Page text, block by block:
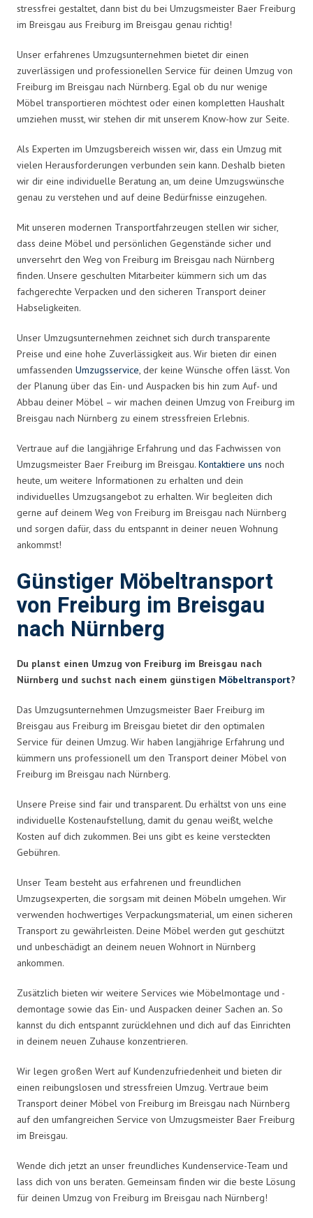
stressfrei gestaltet, dann bist du bei Umzugsmeister Baer Freiburg
im Breisgau aus Freiburg im Breisgau genau richtig!
Unser erfahrenes Umzugsunternehmen bietet dir einen
zuverlässigen und professionellen Service für deinen Umzug von
Freiburg im Breisgau nach Nürnberg. Egal ob du nur wenige
Möbel transportieren möchtest oder einen kompletten Haushalt
umziehen musst, wir stehen dir mit unserem Know-how zur Seite.
Als Experten im Umzugsbereich wissen wir, dass ein Umzug mit
vielen Herausforderungen verbunden sein kann. Deshalb bieten
wir dir eine individuelle Beratung an, um deine Umzugswünsche
genau zu verstehen und auf deine Bedürfnisse einzugehen.
Mit unseren modernen Transportfahrzeugen stellen wir sicher,
dass deine Möbel und persönlichen Gegenstände sicher und
unversehrt den Weg von Freiburg im Breisgau nach Nürnberg
finden. Unsere geschulten Mitarbeiter kümmern sich um das
fachgerechte Verpacken und den sicheren Transport deiner
Habseligkeiten.
Unser Umzugsunternehmen zeichnet sich durch transparente
Preise und eine hohe Zuverlässigkeit aus. Wir bieten dir einen
umfassenden Umzugsservice, der keine Wünsche offen lässt. Von
der Planung über das Ein- und Auspacken bis hin zum Auf- und
Abbau deiner Möbel – wir machen deinen Umzug von Freiburg im
Breisgau nach Nürnberg zu einem stressfreien Erlebnis.
Vertraue auf die langjährige Erfahrung und das Fachwissen von
Umzugsmeister Baer Freiburg im Breisgau. Kontaktiere uns noch
heute, um weitere Informationen zu erhalten und dein
individuelles Umzugsangebot zu erhalten. Wir begleiten dich
gerne auf deinem Weg von Freiburg im Breisgau nach Nürnberg
und sorgen dafür, dass du entspannt in deiner neuen Wohnung
ankommst!
Günstiger Möbeltransport
von Freiburg im Breisgau
nach Nürnberg
Du planst einen Umzug von Freiburg im Breisgau nach
Nürnberg und suchst nach einem günstigen Möbeltransport?
Das Umzugsunternehmen Umzugsmeister Baer Freiburg im
Breisgau aus Freiburg im Breisgau bietet dir den optimalen
Service für deinen Umzug. Wir haben langjährige Erfahrung und
kümmern uns professionell um den Transport deiner Möbel von
Freiburg im Breisgau nach Nürnberg.
Unsere Preise sind fair und transparent. Du erhältst von uns eine
individuelle Kostenaufstellung, damit du genau weißt, welche
Kosten auf dich zukommen. Bei uns gibt es keine versteckten
Gebühren.
Unser Team besteht aus erfahrenen und freundlichen
Umzugsexperten, die sorgsam mit deinen Möbeln umgehen. Wir
verwenden hochwertiges Verpackungsmaterial, um einen sicheren
Transport zu gewährleisten. Deine Möbel werden gut geschützt
und unbeschädigt an deinem neuen Wohnort in Nürnberg
ankommen.
Zusätzlich bieten wir weitere Services wie Möbelmontage und -
demontage sowie das Ein- und Auspacken deiner Sachen an. So
kannst du dich entspannt zurücklehnen und dich auf das Einrichten
in deinem neuen Zuhause konzentrieren.
Wir legen großen Wert auf Kundenzufriedenheit und bieten dir
einen reibungslosen und stressfreien Umzug. Vertraue beim
Transport deiner Möbel von Freiburg im Breisgau nach Nürnberg
auf den umfangreichen Service von Umzugsmeister Baer Freiburg
im Breisgau.
Wende dich jetzt an unser freundliches Kundenservice-Team und
lass dich von uns beraten. Gemeinsam finden wir die beste Lösung
für deinen Umzug von Freiburg im Breisgau nach Nürnberg!